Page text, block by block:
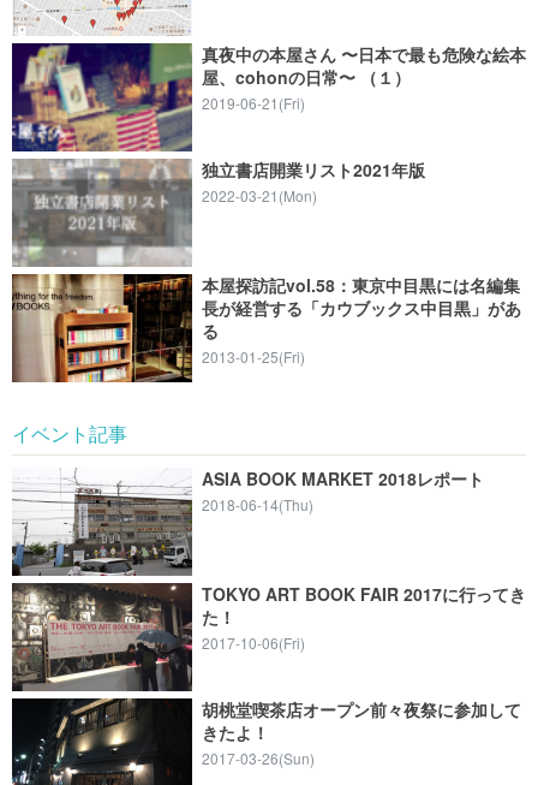
真夜中の本屋さん 〜日本で最も危険な絵本
屋、cohonの日常〜 （１）
2019-06-21(Fri)
独立書店開業リスト2021年版
2022-03-21(Mon)
本屋探訪記vol.58：東京中目黒には名編集
長が経営する「カウブックス中目黒」があ
る
2013-01-25(Fri)
イベント記事
ASIA BOOK MARKET 2018レポート
2018-06-14(Thu)
TOKYO ART BOOK FAIR 2017に行ってき
た！
2017-10-06(Fri)
胡桃堂喫茶店オープン前々夜祭に参加して
きたよ！
2017-03-26(Sun)